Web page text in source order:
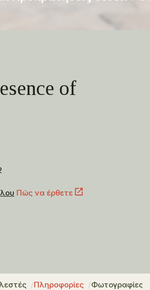
of
Πώς να έρθετε
Πληροφορίες Φωτογραφίες